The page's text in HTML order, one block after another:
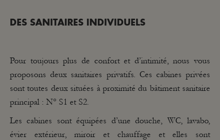
DES SANITAIRES INDIVIDUELS
Pour toujours plus de confort et d’intimité, nous vous
proposons deux sanitaires privatifs. Ces cabines privées
sont toutes deux situées à proximité du bâtiment sanitaire
principal : N° S1 et S2.
Les cabines sont équipées d’une douche, WC, lavabo,
évier extérieur, miroir et chauffage et elles sont